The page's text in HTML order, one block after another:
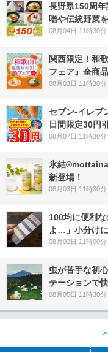
長野県150周
噌や伝統野菜
08月04日 11時30分
関西限定！和
フェア』全商
08月03日 11時30分
セブン‐イレブ
日間限定30円
08月07日 11時30分
氷結
新登場！
08月03日 11時30分
100均に便利
よ…」小分け
08月02日 11時00分
虫が苦手な初
テーションで
08月05日 11時30分